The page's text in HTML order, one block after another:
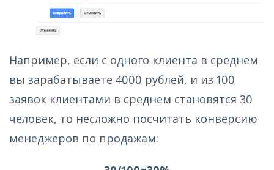
Например, если с одного клиента в среднем
вы зарабатываете 4000 рублей, и из 100
заявок клиентами в среднем становятся 30
человек, то несложно посчитать конверсию
менеджеров по продажам: